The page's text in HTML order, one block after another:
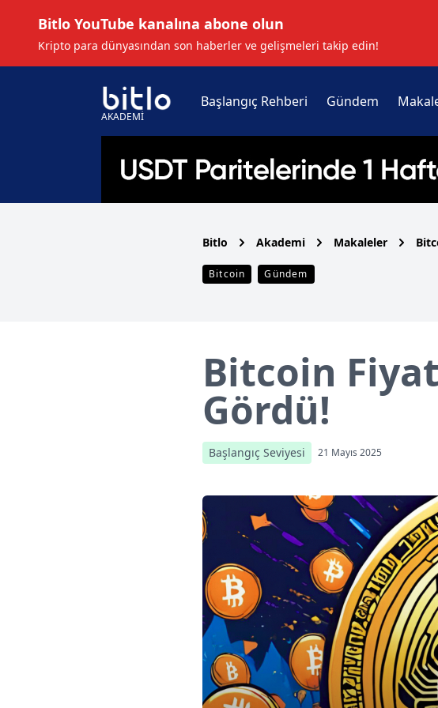
Bitlo YouTube kanalına abone olun
Kripto para dünyasından son haberler ve gelişmeleri takip edin!
AKADEMİ
Başlangıç Rehberi Gündem
Bitlo Akademi Makaleler
Bitcoin Gündem
Bitcoin
Gördü!
Başlangıç Seviyesi 21 Mayıs 2025